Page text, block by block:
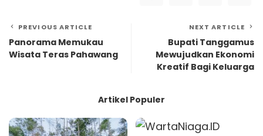
PREVIOUS ARTICLE
Panorama Memukau
Wisata Teras Pahawang
NEXT ARTICLE
Bupati Tanggamus
Mewujudkan Ekonomi
Kreatif Bagi Keluarga
Artikel Populer